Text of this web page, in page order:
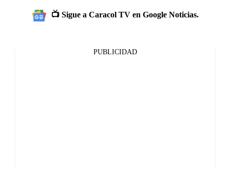
📺 Sigue a Caracol TV en Google Noticias.
PUBLICIDAD